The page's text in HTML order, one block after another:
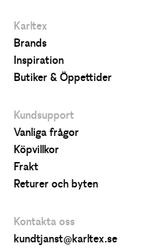
Karltex
Brands
Inspiration
Butiker & Öppettider
Kundsupport
Vanliga frågor
Köpvillkor
Frakt
Returer och byten
Kontakta oss
kundtjanst@karltex.se